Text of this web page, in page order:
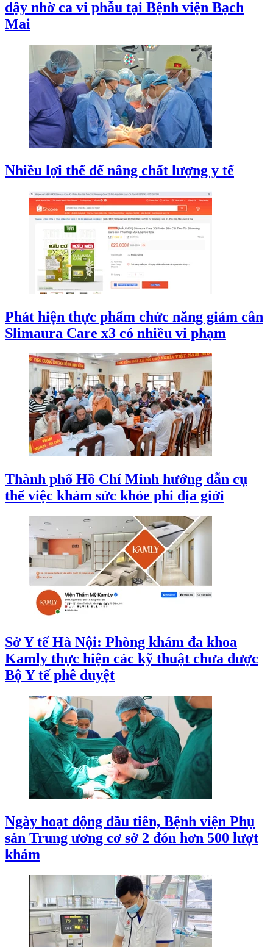
dậy nhờ ca vi phẫu tại Bệnh viện Bạch
Mai
Nhiều lợi thế để nâng chất lượng y tế
Phát hiện thực phẩm chức năng giảm cân
Slimaura Care x3 có nhiều vi phạm
Thành phố Hồ Chí Minh hướng dẫn cụ
thể việc khám sức khỏe phi địa giới
Sở Y tế Hà Nội: Phòng khám đa khoa
Kamly thực hiện các kỹ thuật chưa được
Bộ Y tế phê duyệt
Ngày hoạt động đầu tiên, Bệnh viện Phụ
sản Trung ương cơ sở 2 đón hơn 500 lượt
khám